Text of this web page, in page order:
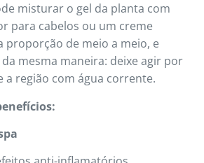
misturar o gel da planta com
para cabelos ou um creme
proporção de meio a meio, e
mesma maneira: deixe agir por
a região com água corrente.